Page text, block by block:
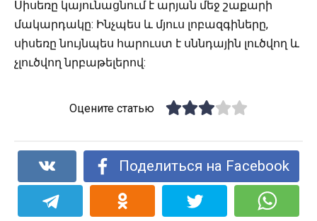
Սիսեռը կայունացնում է արյան մեջ շաքարի
մակարդակը: Ինչպես և մյուս լոբազգիները,
սիսեռը նույնպես հարուստ է սննդային լուծվող և
չլուծվող նրբաթելերով:
Оцените статью
Поделиться на Facebook